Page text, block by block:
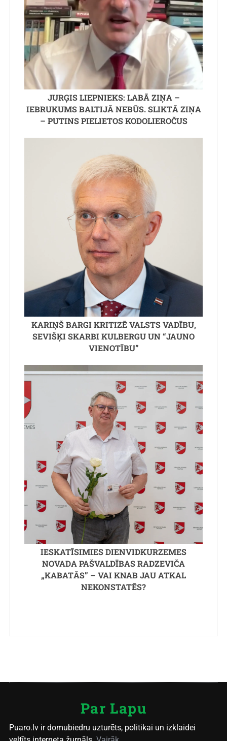
JURĢIS LIEPNIEKS: LABĀ ZIŅA –
IEBRUKUMS BALTIJĀ NEBŪS. SLIKTĀ ZIŅA
– PUTINS PIELIETOS KODOLIEROČUS
KARIŅŠ BARGI KRITIZĒ VALSTS VADĪBU,
SEVIŠĶI SKARBI KULBERGU UN “JAUNO
VIENOTĪBU”
IESKATĪSIMIES DIENVIDKURZEMES
NOVADA PAŠVALDĪBAS RADZEVIČA
„KABATĀS” – VAI KNAB JAU ATKAL
NEKONSTATĒS?
Par Lapu
Puaro.lv ir domubiedru uzturēts, politikai un izklaidei